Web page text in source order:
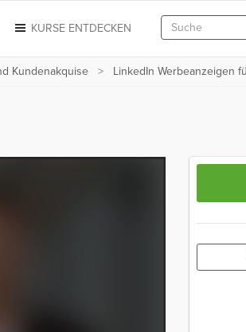
KURSE ENTDECKEN
Kundenakquise LinkedIn Werbeanzeigen